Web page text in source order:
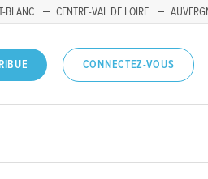
BLANC CENTRE-VAL DE LOIRE
CONNECTEZ-VOUS